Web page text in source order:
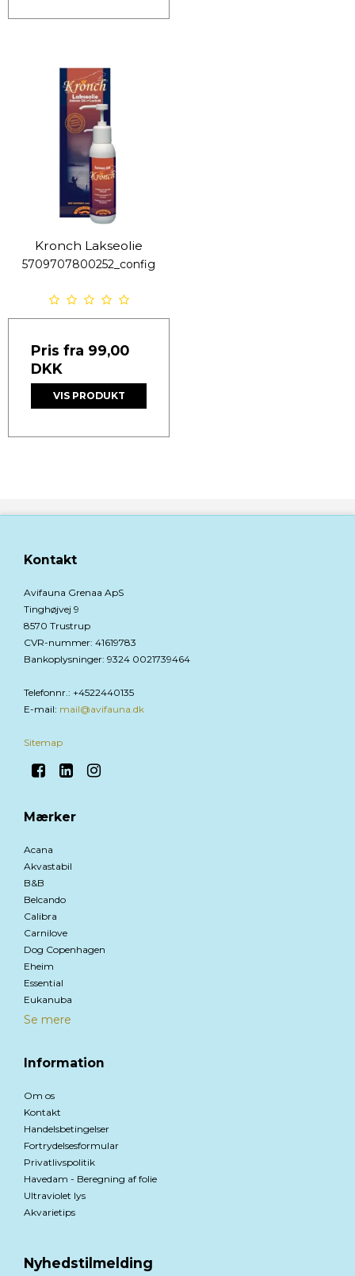
Kronch Lakseolie
5709707800252_config
Pris fra 99,00
DKK
VIS PRODUKT
Kontakt
Avifauna Grenaa ApS
Tinghøjvej 9
8570 Trustrup
CVR-nummer: 41619783
Bankoplysninger: 9324 0021739464
Telefonnr.: +4522440135
E-mail: mail@avifauna.dk
Sitemap
Mærker
Acana
Akvastabil
B&B
Belcando
Calibra
Carnilove
Dog Copenhagen
Eheim
Essential
Eukanuba
Se mere
Information
Om os
Kontakt
Handelsbetingelser
Fortrydelsesformular
Privatlivspolitik
Havedam - Beregning af folie
Ultraviolet lys
Akvarietips
Nyhedstilmelding